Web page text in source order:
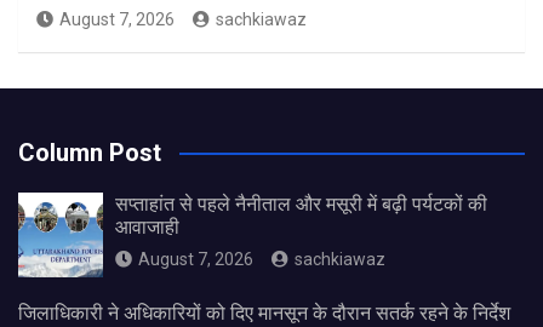
August 7, 2026 sachkiawaz
Column Post
सप्ताहांत से पहले नैनीताल और मसूरी में बढ़ी पर्यटकों की
आवाजाही
August 7, 2026 sachkiawaz
जिलाधिकारी ने अधिकारियों को दिए मानसून के दौरान सतर्क रहने के निर्देश